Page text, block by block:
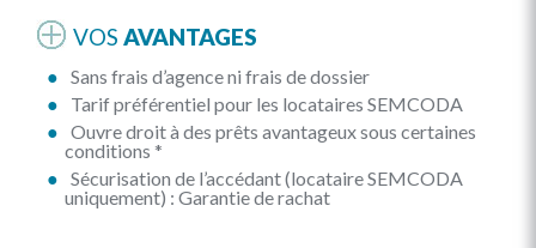
VOS AVANTAGES
Sans frais d’agence ni frais de dossier
Tarif préférentiel pour les locataires SEMCODA
Ouvre droit à des prêts avantageux sous certaines
conditions *
Sécurisation de l’accédant (locataire SEMCODA
uniquement) : Garantie de rachat